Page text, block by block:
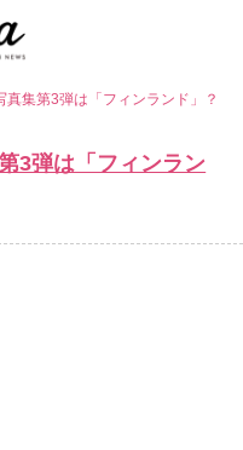
集第3弾は「フィンランド」？
3弾は「フィンラン